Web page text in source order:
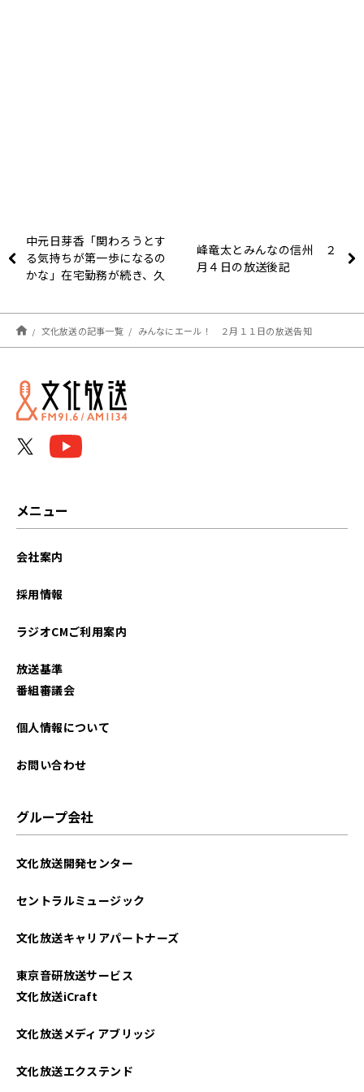
中元日芽香「関わろうとす
る気持ちが第一歩になるの
かな」在宅勤務が続き、久
談に悩むリスナーにアドバ
イス
峰竜太とみんなの信州 ２
月４日の放送後記
文化放送の記事一覧 みんなにエール！ ２月１１日の放送告知
メニュー
会社案内
採用情報
ラジオCMご利用案内
放送基準
番組審議会
個人情報について
お問い合わせ
グループ会社
文化放送開発センター
セントラルミュージック
文化放送キャリアパートナーズ
東京音研放送サービス
文化放送iCraft
文化放送メディアブリッジ
文化放送エクステンド